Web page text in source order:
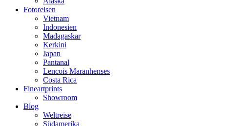
Fotoreisen
Vietnam
Indonesien
Madagaskar
Kerkini
Japan
Pantanal
Lencois Maranhenses
Costa Rica
Fineartprints
Showroom
Blog
Weltreise
Südamerika